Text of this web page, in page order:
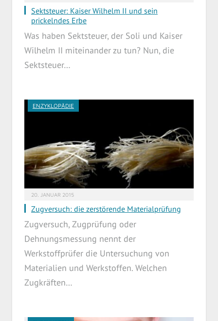
Sektsteuer: Kaiser Wilhelm II und sein
prickelndes Erbe
Was haben Sektsteuer, der Soli und Kaiser
Wilhelm II miteinander zu tun? Nun, die
Sektsteuer…
ENZYKLOPÄDIE
20. JANUAR 2015
Zugversuch: die zerstörende Materialprüfung
Zugversuch, Zugprüfung oder
Dehnungsmessung nennt der
Werkstoffprüfer die Untersuchung von
Materialien und Werkstoffen. Welchen
Zugkräften…